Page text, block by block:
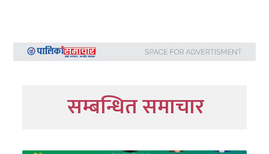
सम्बन्धित समाचार